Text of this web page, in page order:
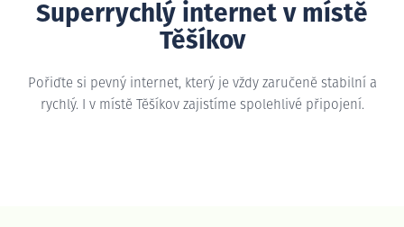
Superrychlý internet v místě
Těšíkov
Pořiďte si pevný internet, který je vždy zaručeně stabilní a
rychlý. I v místě Těšíkov zajistíme spolehlivé připojení.